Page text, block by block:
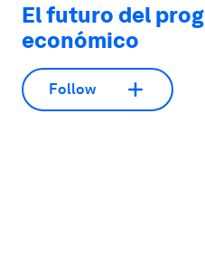
El futuro del
económico
Follow